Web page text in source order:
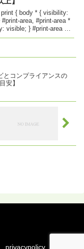
print { body * { visibility:
#print-area, #print-area *
visible; } #print-area {
とコンプライアンスの
安】
privacypolicy